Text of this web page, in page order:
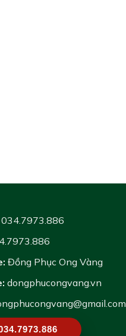
034.7973.886
Đồng Phục Ong Vàng
dongphucongvang.vn